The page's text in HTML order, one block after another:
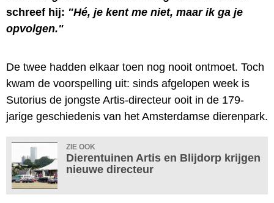
schreef hij: "Hé, je kent me niet, maar ik ga je
opvolgen."
De twee hadden elkaar toen nog nooit ontmoet. Toch
kwam de voorspelling uit: sinds afgelopen week is
Sutorius de jongste Artis-directeur ooit in de 179-
jarige geschiedenis van het Amsterdamse dierenpark.
ZIE OOK
Dierentuinen Artis en Blijdorp krijgen
nieuwe directeur